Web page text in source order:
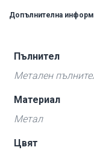
Допълнителна
Пълнител
Метален
Материал
Метал
Цвят